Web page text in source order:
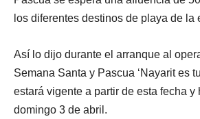
los diferentes destinos de playa de la
Así lo dijo durante el arranque al
Semana Santa y Pascua ‘Nayarit es
estará vigente a partir de esta fecha y
domingo 3 de abril.